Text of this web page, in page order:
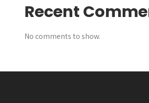
Recent
No comments to show.